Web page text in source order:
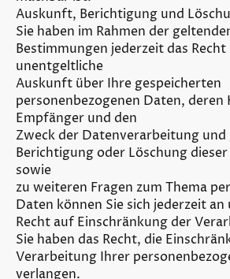
Auskunft, Berichtigung und
Sie haben im Rahmen der
Bestimmungen jederzeit das
unentgeltliche
Auskunft über Ihre gespeicherten
personenbezogenen Daten,
Empfänger und den
Zweck der Datenverarbeitung
Berichtigung oder Löschung
sowie
zu weiteren Fragen zum Thema
Daten können Sie sich jederzeit an
Recht auf Einschränkung der
Sie haben das Recht, die
Verarbeitung Ihrer
verlangen.